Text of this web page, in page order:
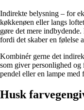
Indirekte belysning – for
køkkenøen eller langs
gøre det mere
fordi det skaber en følelse
Kombinér gerne det
som giver personlighed og
pendel eller en lampe
Husk